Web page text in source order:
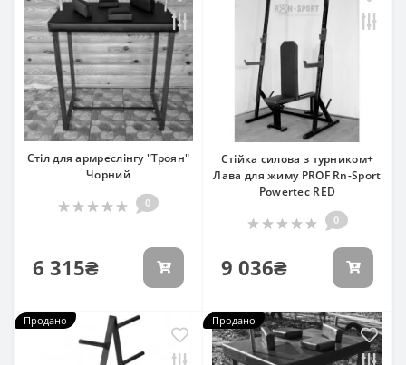
Стіл для армреслінгу "Троян"
Чорний
0
6 315₴
Стійка силова з турником+
Лава для жиму PROF Rn-Sport
Powertec RED
0
9 036₴
Продано Продано